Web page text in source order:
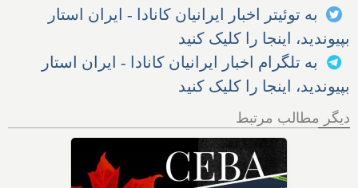
به توئیتر اخبار ایرانیان کانادا - ایران استار
بپیوندید، اینجا را کلیک کنید
به تلگرام اخبار ایرانیان کانادا - ایران استار
بپیوندید، اینجا را کلیک کنید
دیگر مطالب مرتبط